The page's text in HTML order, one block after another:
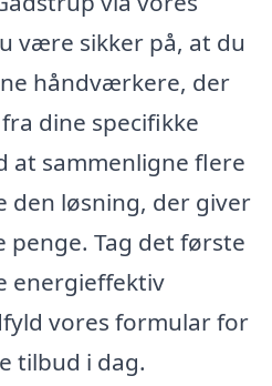
være sikker på, at du
håndværkere, der
dine specifikke
at sammenligne flere
den løsning, der giver
Tag det første
energieffektiv
vores formular for
tilbud i dag.